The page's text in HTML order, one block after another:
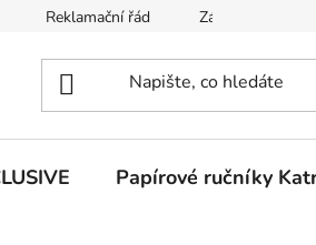
Reklamační řád Zásady
Papírové ručníky